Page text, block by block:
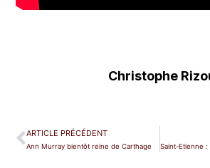
Christophe
ARTICLE PRÉCÉDENT
Ann Murray bientôt reine de Carthage